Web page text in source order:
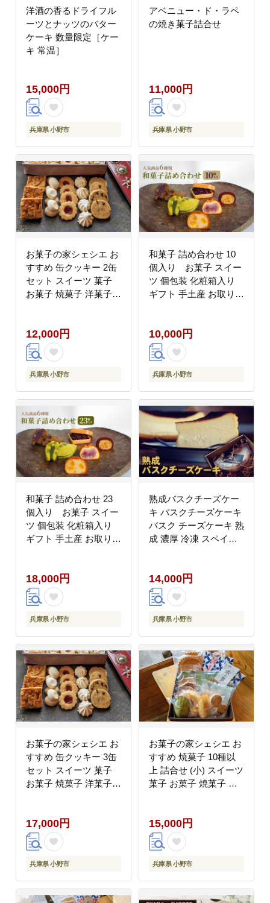
洋酒の香るドライフル
ーツとナッツのバター
ケーキ 数量限定［ケー
キ 常温］
15,000円
兵庫県 小野市
アベニュー・ド・ラペ
の焼き菓子詰合せ
11,000円
兵庫県 小野市
お菓子の家シェシエ お
すすめ 缶クッキー 2缶
セット スイーツ 菓子
お菓子 焼菓子 洋菓子
12,000円
兵庫県 小野市
和菓子 詰め合わせ 10
個入り お菓子 スイー
ツ 個包装 化粧箱入り
ギフト 手土産 お取り寄
こ 兵庫県 小野市
10,000円
兵庫県 小野市
和菓子 詰め合わせ 23
個入り お菓子 スイー
ツ 個包装 化粧箱入り
ギフト 手土産 お取り寄
こ 兵庫県 小野市
18,000円
兵庫県 小野市
熟成バスクチーズケー
キ バスクチーズケーキ
バスク チーズケーキ 熟
成 濃厚 冷凍 スペイン
14,000円
兵庫県 小野市
お菓子の家シェシエ お
すすめ 缶クッキー 3缶
セット スイーツ 菓子
お菓子 焼菓子 洋菓子
17,000円
兵庫県 小野市
お菓子の家シェシエ お
すすめ 焼菓子 10種以
上 詰合せ (小) スイーツ
菓子 お菓子 焼菓子 洋
15,000円
兵庫県 小野市